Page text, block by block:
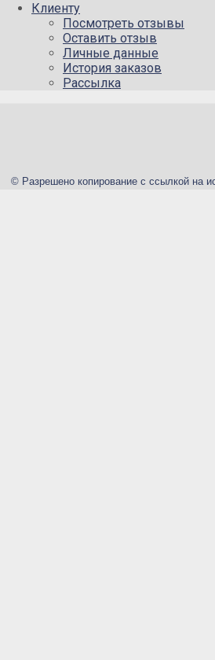
Клиенту
Посмотреть отзывы
Оставить отзыв
Личные данные
История заказов
Рассылка
© Разрешено копирование с ссылкой на